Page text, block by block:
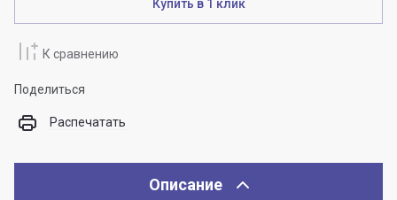
Купить в 1 клик
К сравнению
Поделиться
Распечатать
Описание